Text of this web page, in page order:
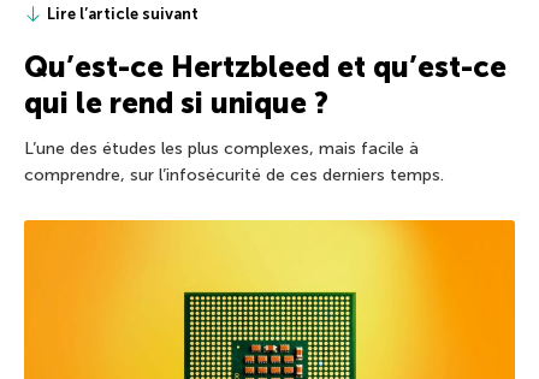
Lire l’article suivant
Qu’est-ce Hertzbleed et qu’est-ce
qui le rend si unique ?
L’une des études les plus complexes, mais facile à
comprendre, sur l’infosécurité de ces derniers temps.